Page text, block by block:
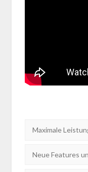
Tags:
Maximale
Neue Features